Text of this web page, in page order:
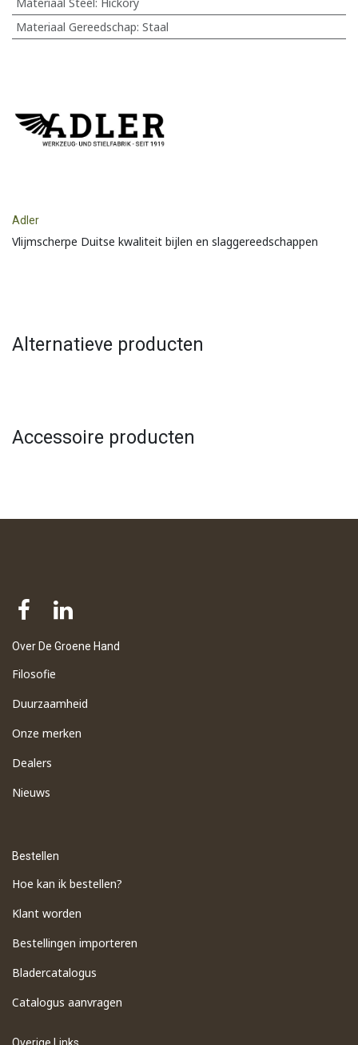
Materiaal Gereedschap: Staal
Adler
Vlijmscherpe Duitse kwaliteit bijlen en slaggereedschappen
Alternatieve producten
Accessoire producten
Over De Groene Hand
Filosofie
Duurzaamheid
Onze merken
Dealers
Nieuws
Bestellen
Hoe kan ik bestellen?
Klant worden
Bestellingen importeren
​Bladercatalogus
​Catalogus aanvragen